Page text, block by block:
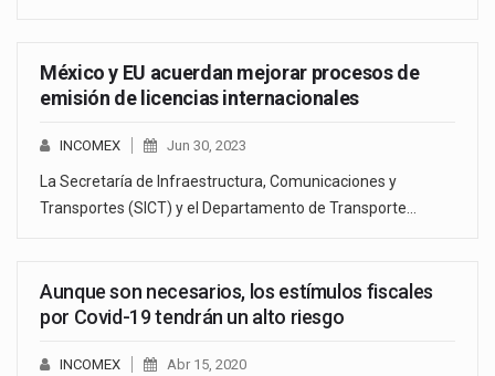
México y EU acuerdan mejorar procesos de
emisión de licencias internacionales
INCOMEX Jun 30, 2023
La Secretaría de Infraestructura, Comunicaciones y
Transportes (SICT) y el Departamento de Transporte…
Aunque son necesarios, los estímulos fiscales
por Covid-19 tendrán un alto riesgo
INCOMEX Abr 15, 2020